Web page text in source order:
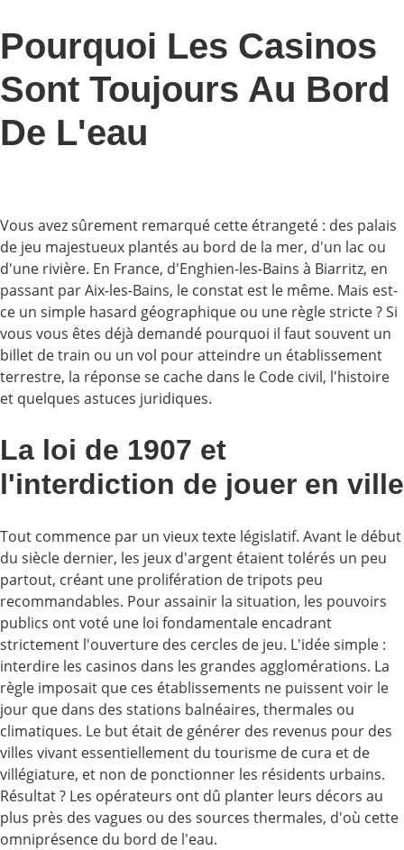
Pourquoi Les Casinos
Sont Toujours Au Bord
De L'eau
Vous avez sûrement remarqué cette étrangeté : des palais
de jeu majestueux plantés au bord de la mer, d'un lac ou
d'une rivière. En France, d'Enghien-les-Bains à Biarritz, en
passant par Aix-les-Bains, le constat est le même. Mais est-
ce un simple hasard géographique ou une règle stricte ? Si
vous vous êtes déjà demandé pourquoi il faut souvent un
billet de train ou un vol pour atteindre un établissement
terrestre, la réponse se cache dans le Code civil, l'histoire
et quelques astuces juridiques.
La loi de 1907 et
l'interdiction de jouer en ville
Tout commence par un vieux texte législatif. Avant le début
du siècle dernier, les jeux d'argent étaient tolérés un peu
partout, créant une prolifération de tripots peu
recommandables. Pour assainir la situation, les pouvoirs
publics ont voté une loi fondamentale encadrant
strictement l'ouverture des cercles de jeu. L'idée simple :
interdire les casinos dans les grandes agglomérations. La
règle imposait que ces établissements ne puissent voir le
jour que dans des stations balnéaires, thermales ou
climatiques. Le but était de générer des revenus pour des
villes vivant essentiellement du tourisme de cura et de
villégiature, et non de ponctionner les résidents urbains.
Résultat ? Les opérateurs ont dû planter leurs décors au
plus près des vagues ou des sources thermales, d'où cette
omniprésence du bord de l'eau.